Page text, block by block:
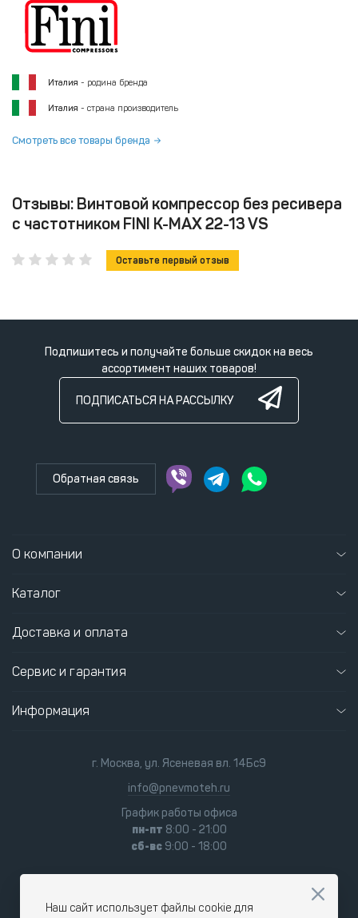
Италия - родина бренда
Италия - страна производитель
Смотреть все товары бренда
Отзывы: Винтовой компрессор без ресивера
с частотником FINI K-MAX 22-13 VS
Оставьте первый отзыв
Подпишитесь и получайте больше скидок на весь
ассортимент наших товаров!
ПОДПИСАТЬСЯ НА РАССЫЛКУ
Обратная связь
О компании
Каталог
Доставка и оплата
Сервис и гарантия
Информация
г. Москва, ул. Ясеневая вл. 14Бс9
info@pnevmoteh.ru
График работы офиса
пн-пт 8:00 - 21:00
сб-вс 9:00 - 18:00
Наш сайт использует файлы cookie для